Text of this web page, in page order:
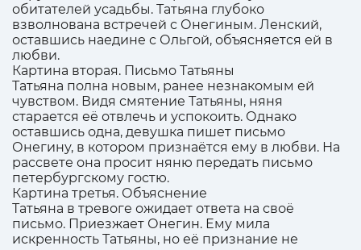
обитателей усадьбы. Татьяна глубоко
взволнована встречей с Онегиным. Ленский,
оставшись наедине с Ольгой, объясняется ей в
любви.
Картина вторая. Письмо Татьяны
Татьяна полна новым, ранее незнакомым ей
чувством. Видя смятение Татьяны, няня
старается её отвлечь и успокоить. Однако
оставшись одна, девушка пишет письмо
Онегину, в котором признаётся ему в любви. На
рассвете она просит няню передать письмо
петербургскому гостю.
Картина третья. Объяснение
Татьяна в тревоге ожидает ответа на своё
письмо. Приезжает Онегин. Ему мила
искренность Татьяны, но её признание не